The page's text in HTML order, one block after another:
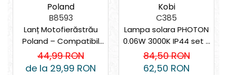
Poland
B8593
Lanț Motofierăstrău
Poland – Compatibil
universal
44,99 RON
de la 29,99 RON
Kobi
C385
Lampa solara PHOTON
0.06W 3000K IP44 set 8
bucati
84,50 RON
62,50 RON